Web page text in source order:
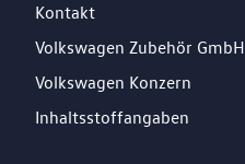
Kontakt
Volkswagen Zubehör GmbH
Volkswagen Konzern
Inhaltsstoffangaben